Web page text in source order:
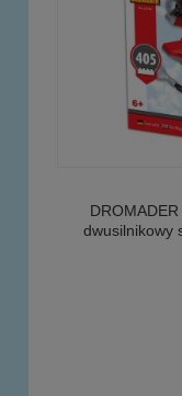
dwusilnikowy